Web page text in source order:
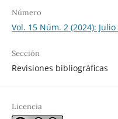
Número
Vol. 15 Núm. 2 (2024):
Sección
Revisiones bibliográficas
Licencia